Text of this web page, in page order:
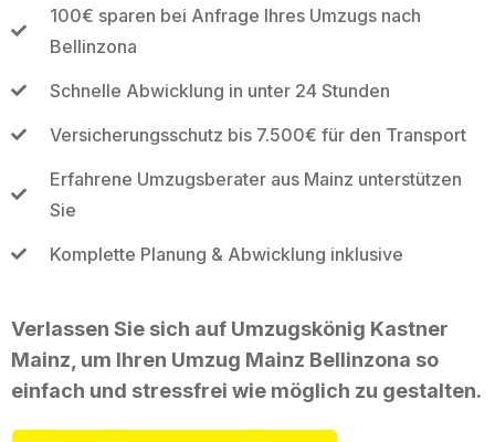
100€ sparen bei Anfrage Ihres Umzugs nach
Bellinzona
Schnelle Abwicklung in unter 24 Stunden
Versicherungsschutz bis 7.500€ für den Transport
Erfahrene Umzugsberater aus Mainz unterstützen
Sie
Komplette Planung & Abwicklung inklusive
Verlassen Sie sich auf Umzugskönig Kastner
Mainz, um Ihren Umzug Mainz Bellinzona so
einfach und stressfrei wie möglich zu gestalten.